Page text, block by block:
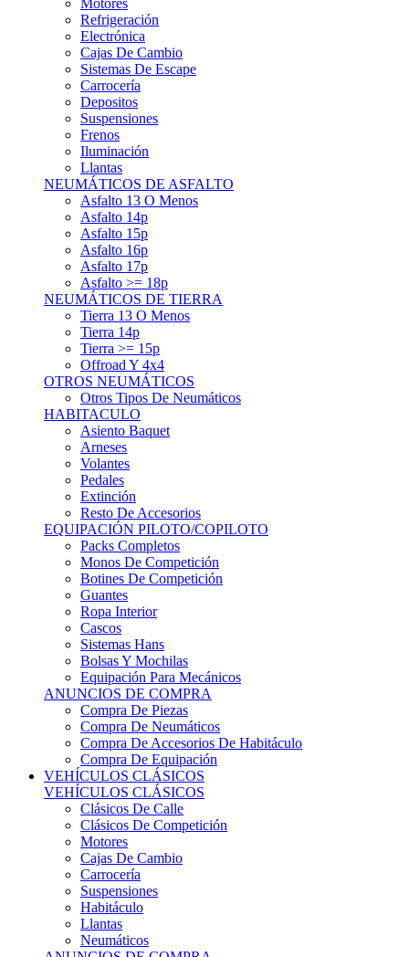
Electrónica
Cajas De Cambio
Sistemas De Escape
Carrocería
Depositos
Suspensiones
Frenos
Iluminación
Llantas
NEUMÁTICOS DE ASFALTO
Asfalto 13 O Menos
Asfalto 14p
Asfalto 15p
Asfalto 16p
Asfalto 17p
Asfalto >= 18p
NEUMÁTICOS DE TIERRA
Tierra 13 O Menos
Tierra 14p
Tierra >= 15p
Offroad Y 4x4
OTROS NEUMÁTICOS
Otros Tipos De Neumáticos
HABITACULO
Asiento Baquet
Arneses
Volantes
Pedales
Extinción
Resto De Accesorios
EQUIPACIÓN PILOTO/COPILOTO
Packs Completos
Monos De Competición
Botines De Competición
Guantes
Ropa Interior
Cascos
Sistemas Hans
Bolsas Y Mochilas
Equipación Para Mecánicos
ANUNCIOS DE COMPRA
Compra De Piezas
Compra De Neumáticos
Compra De Accesorios De Habitáculo
Compra De Equipación
VEHÍCULOS CLÁSICOS
VEHÍCULOS CLÁSICOS
Clásicos De Calle
Clásicos De Competición
Motores
Cajas De Cambio
Carrocería
Suspensiones
Habitáculo
Llantas
Neumáticos
ANUNCIOS DE COMPRA
Compra De Competición